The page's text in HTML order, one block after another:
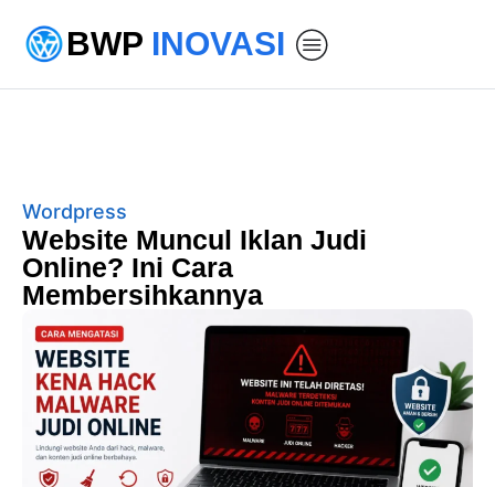
BWP INOVASI
Wordpress
Website Muncul Iklan Judi
Online? Ini Cara
Membersihkannya